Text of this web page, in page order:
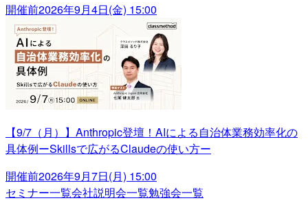
開催前2026年9月4日(金) 15:00
【9/7（月）】Anthropic登壇！AIによる自治体業務効率化の
具体例ーSkillsで広がるClaudeの使い方ー
開催前2026年9月7日(月) 15:00
セミナー一覧会社説明会一覧勉強会一覧